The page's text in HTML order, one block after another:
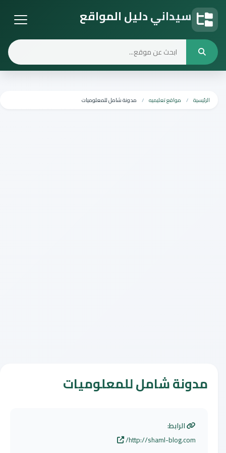
سيداني دليل المواقع
الرئيسية مواقع تعليميه مدونة شامل للمعلوميات
مدونة شامل للمعلوميات
الرابط:
http://shaml-blog.com/